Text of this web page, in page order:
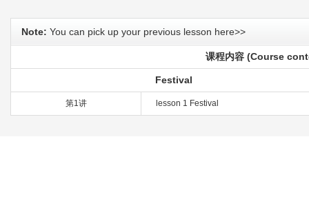
Note: You can pick up your previous lesson here>>
课程内容 (Course
Festival
第1讲 lesson 1 Festival